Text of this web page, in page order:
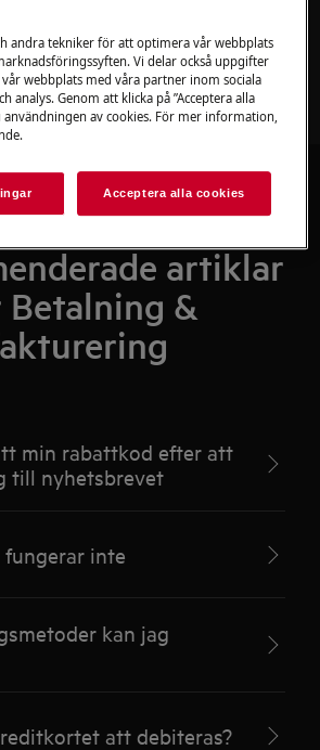
våra supportartiklar
artiklar
&
min rabattkod efter att
till nyhetsbrevet
inte
kan jag
att debiteras?
andra tekniker för att optimera vår webbplats
Vi delar också uppgifter
webbplats med våra partner inom sociala
analys. Genom att klicka på ”Acceptera alla
användningen av cookies. För mer information,
Acceptera alla cookies